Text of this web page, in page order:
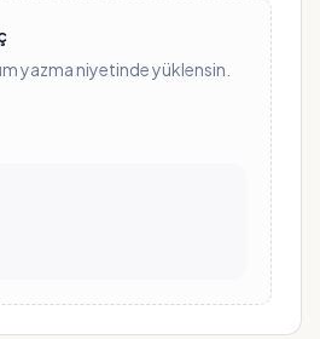
yazma niyetinde yüklensin.